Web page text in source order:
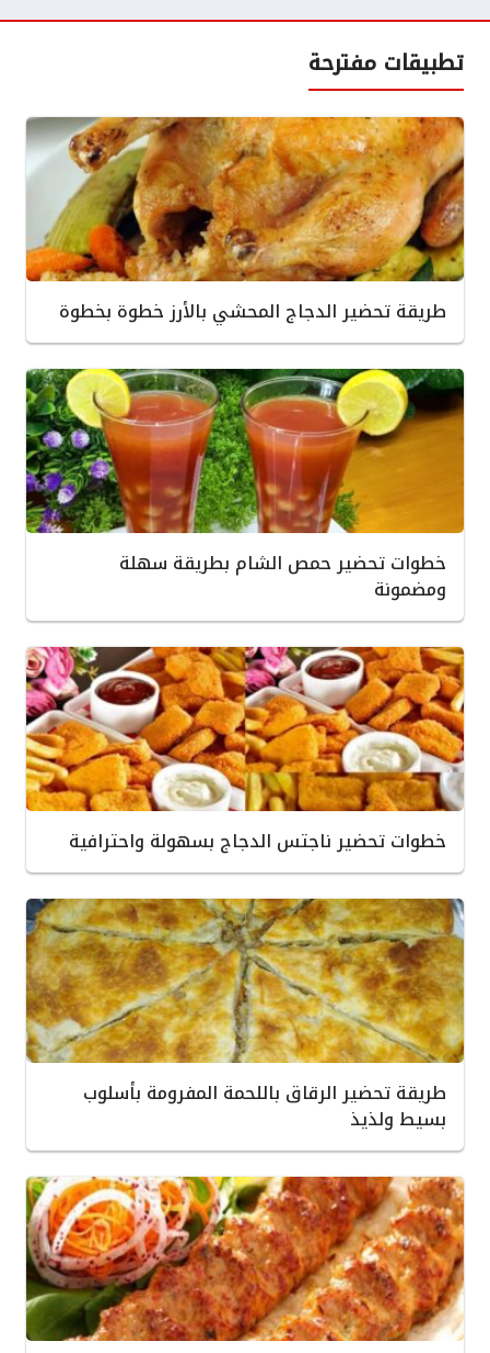
تطبيقات مفترحة
طريقة تحضير الدجاج المحشي بالأرز خطوة بخطوة
خطوات تحضير حمص الشام بطريقة سهلة
ومضمونة
خطوات تحضير ناجتس الدجاج بسهولة واحترافية
طريقة تحضير الرقاق باللحمة المفرومة بأسلوب
بسيط ولذيذ